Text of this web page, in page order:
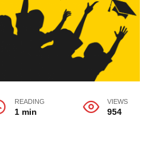
READING
1 min
VIEWS
954